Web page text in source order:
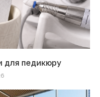
для педикюру